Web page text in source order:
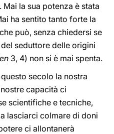
la sua potenza è stata
ha sentito tanto forte la
può, senza chiedersi se
seduttore delle origini
3, 4) non si è mai spenta.
secolo la nostra
capacità ci
scientifiche e tecniche,
lasciarci colmare di doni
ci allontanerà